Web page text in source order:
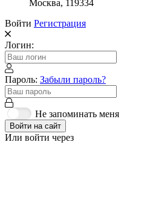
Москва, 119334
Войти Регистрация
Логин:
Пароль: Забыли пароль?
Не запоминать меня
Войти на сайт
Или войти через